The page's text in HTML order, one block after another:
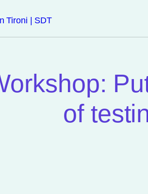
Tironi | SDT
of